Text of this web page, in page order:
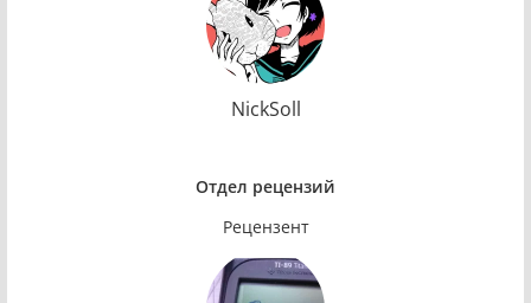
NickSoll
Отдел рецензий
Рецензент